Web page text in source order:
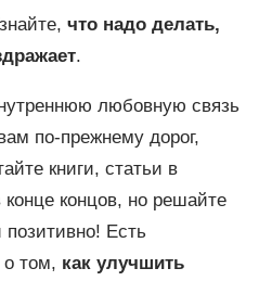
что надо делать,
.
любовную связь
по-прежнему дорог,
книги, статьи в
конце концов, но решайте
Есть
о том, как улучшить